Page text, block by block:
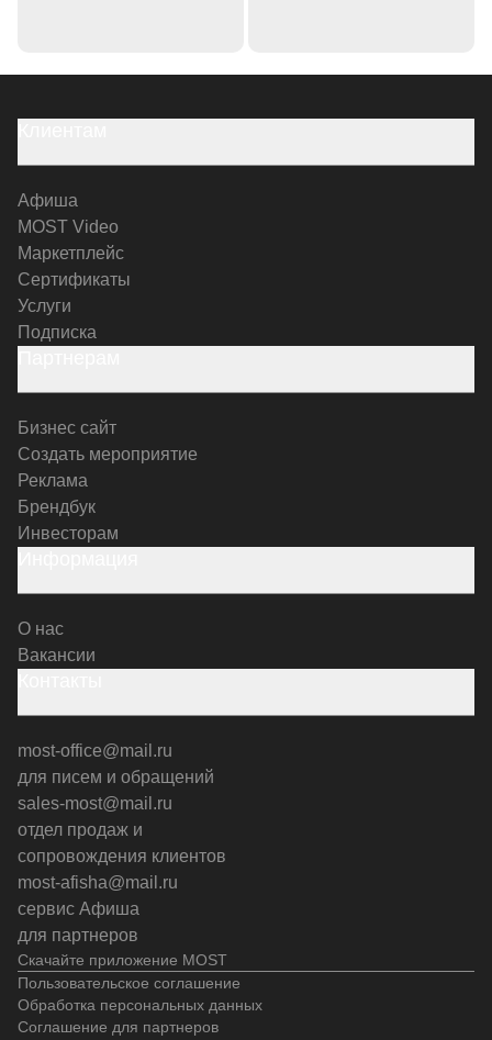
Скачайте приложение MOST
Афиша
MOST Video
Маркетплейс
Сертификаты
Услуги
Подписка
Бизнес сайт
Создать мероприятие
Реклама
Брендбук
Инвесторам
О нас
Вакансии
most-office@mail.ru
для писем и обращений
sales-most@mail.ru
отдел продаж и
сопровождения клиентов
most-afisha@mail.ru
сервис Афиша
для партнеров
Пользовательское соглашение
Обработка персональных данных
Соглашение для партнеров